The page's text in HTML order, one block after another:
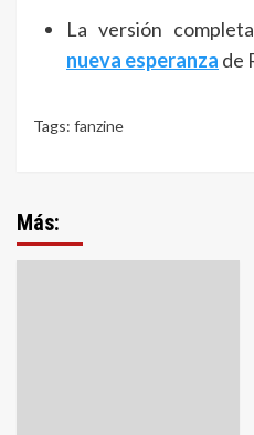
La versión
nueva esperanza de
Tags: fanzine
Más: